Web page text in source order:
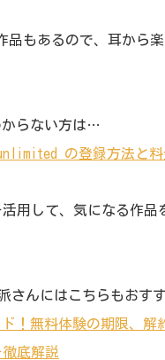
品もあるので、耳から
らない方は…
の登録方法と料
用して、気になる作品
さんにはこちらもおす
！無料体験の期限、解
底解説